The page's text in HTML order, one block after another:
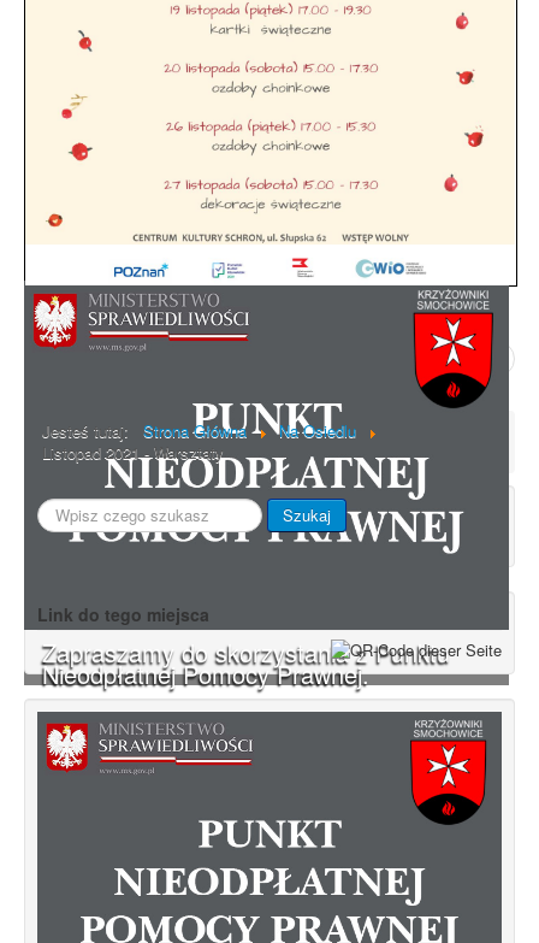
Zapraszamy do skorzystania z Punktu
Nieodpłatnej Pomocy Prawnej.
Poprzedni artykuł Następny artykuł
Jesteś tutaj: Strona Główna
Na Osiedlu
Listopad 2021 - Warsztaty
Szukaj... Szukaj
Link do tego miejsca